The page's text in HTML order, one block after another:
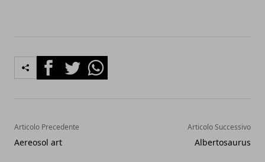
FacebookTwitterWhatsapp
Articolo Precedente
Aereosol art
Articolo Successivo
Albertosaurus